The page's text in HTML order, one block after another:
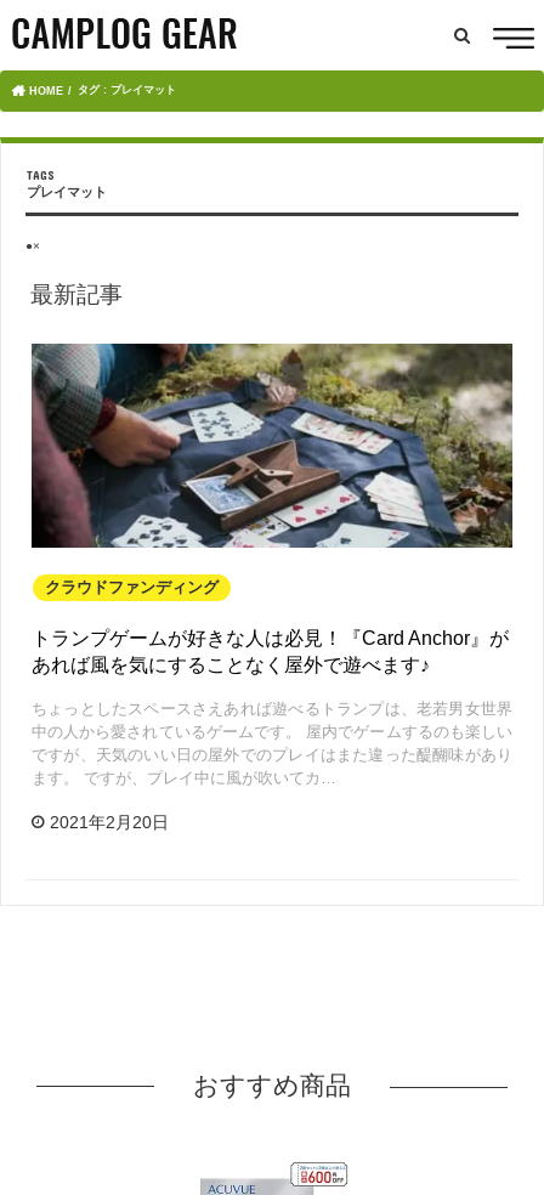
HOME タグ : プレイマット
プレイマット
●×
最新記事
クラウドファンディング
トランプゲームが好きな人は必見！『Card Anchor』が
あれば風を気にすることなく屋外で遊べます♪
ちょっとしたスペースさえあれば遊べるトランプは、老若男女世界
中の人から愛されているゲームです。 屋内でゲームするのも楽しい
ですが、天気のいい日の屋外でのプレイはまた違った醍醐味があり
ます。 ですが、プレイ中に風が吹いてカ…
2021年2月20日
おすすめ商品